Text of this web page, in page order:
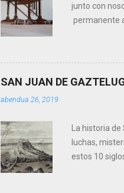
junto con
permanente
remolcada
procedente
mejores
SAN JUAN DE
abendua 26, 2019
La historia
luchas,
estos 10
¿PORQUÉ